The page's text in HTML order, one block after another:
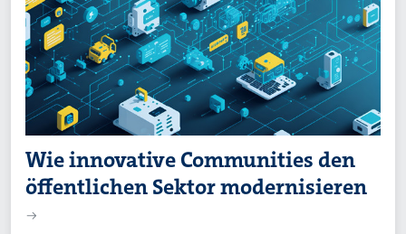
Wie innovative Communities den
öffentlichen Sektor modernisieren